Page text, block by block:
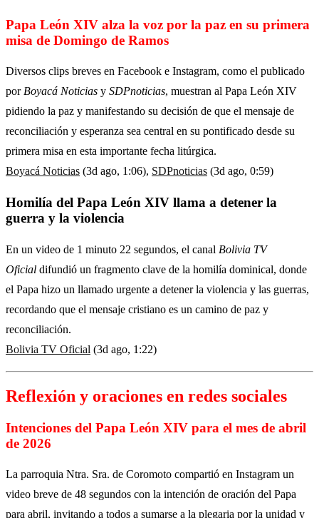
Papa León XIV alza la voz por la paz en su primera
misa de Domingo de Ramos
Diversos clips breves en Facebook e Instagram, como el publicado
por Boyacá Noticias y SDPnoticias, muestran al Papa León XIV
pidiendo la paz y manifestando su decisión de que el mensaje de
reconciliación y esperanza sea central en su pontificado desde su
primera misa en esta importante fecha litúrgica.
Boyacá Noticias (3d ago, 1:06), SDPnoticias (3d ago, 0:59)
Homilía del Papa León XIV llama a detener la
guerra y la violencia
En un video de 1 minuto 22 segundos, el canal Bolivia TV
Oficial difundió un fragmento clave de la homilía dominical, donde
el Papa hizo un llamado urgente a detener la violencia y las guerras,
recordando que el mensaje cristiano es un camino de paz y
reconciliación.
Bolivia TV Oficial (3d ago, 1:22)
Reflexión y oraciones en redes sociales
Intenciones del Papa León XIV para el mes de abril
de 2026
La parroquia Ntra. Sra. de Coromoto compartió en Instagram un
video breve de 48 segundos con la intención de oración del Papa
para abril, invitando a todos a sumarse a la plegaria por la unidad y